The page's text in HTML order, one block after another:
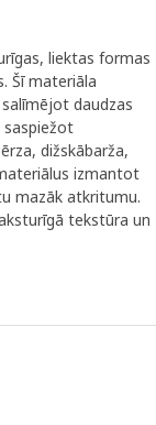
liektas formas
Šī materiāla
daudzas
saspiežot
dižskābarža,
izmantot
mazāk atkritumu.
tekstūra un